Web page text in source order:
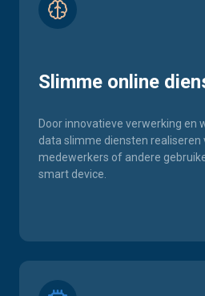
Slimme online
Door innovatieve verwerking en
data slimme diensten realiseren
medewerkers of andere
smart device.